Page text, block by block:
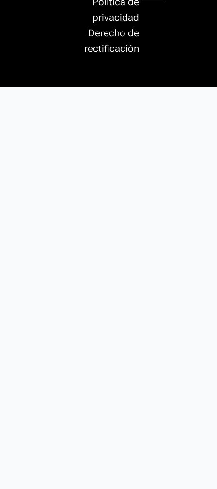
privacidad
Derecho de
rectificación